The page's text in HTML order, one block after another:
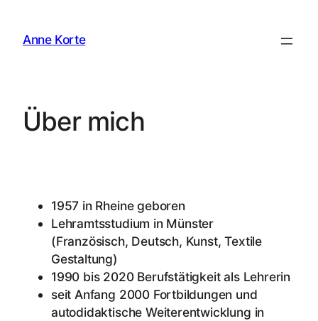
Inhalt
springen
Anne Korte
Über mich
1957 in Rheine geboren
Lehramtsstudium in Münster
(Französisch, Deutsch, Kunst, Textile
Gestaltung)
1990 bis 2020 Berufstätigkeit als Lehrerin
seit Anfang 2000 Fortbildungen und
autodidaktische Weiterentwicklung in